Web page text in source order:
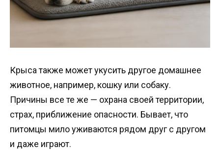
Крыса также может укусить другое домашнее
животное, например, кошку или собаку.
Причины все те же — охрана своей территории,
страх, приближение опасности. Бывает, что
питомцы мило уживаются рядом друг с другом
и даже играют.